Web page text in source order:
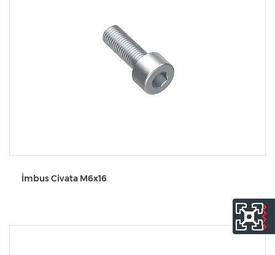
İmbus Civata M6x16